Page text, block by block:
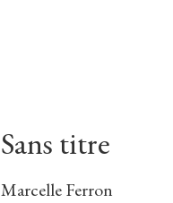
Sans titre
Marcelle Ferron